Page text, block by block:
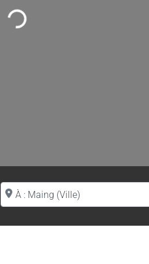
Loading...
Proche de (ville ou région)